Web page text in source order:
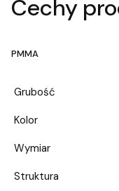
Cechy
PMMA
Grubość
Kolor
Wymiar
Struktura